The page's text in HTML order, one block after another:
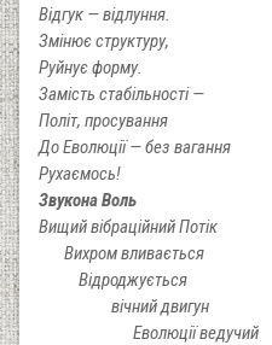
Відгук — відлуння.
Змінює структуру,
Руйнує форму.
Замість стабільності —
Політ, просування
До Еволюції — без вагання
Рухаємось!
Звукона Воль
Вищий вібраційний Потік
Вихром вливається
Відроджується
вічний двигун
Еволюції ведучий